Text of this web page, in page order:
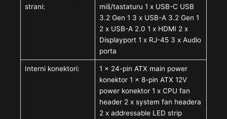
strani:
miš/tastaturu 1 x USB-C USB
3.2 Gen 1 3 x USB-A 3.2 Gen 1
2 x USB-A 2.0 1 x HDMI 2 x
Displayport 1 x RJ-45 3 x Audio
porta
Interni konektori:
1 x 24-pin ATX main power
konektor 1 x 8-pin ATX 12V
power konektor 1 x CPU fan
header 2 x system fan headera
2 x addressable LED strip